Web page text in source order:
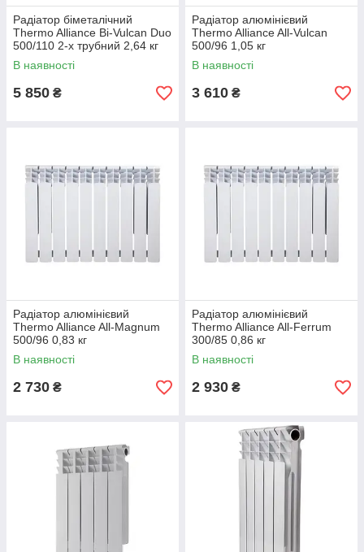
Радіатор біметалічний
Thermo Alliance Bi-Vulcan Duo
500/110 2-х трубний 2,64 кг
В наявності
5 850 ₴
Радіатор алюмінієвий
Thermo Alliance All-Vulcan
500/96 1,05 кг
В наявності
3 610 ₴
Радіатор алюмінієвий
Thermo Alliance All-Magnum
500/96 0,83 кг
В наявності
2 730 ₴
Радіатор алюмінієвий
Thermo Alliance All-Ferrum
300/85 0,86 кг
В наявності
2 930 ₴